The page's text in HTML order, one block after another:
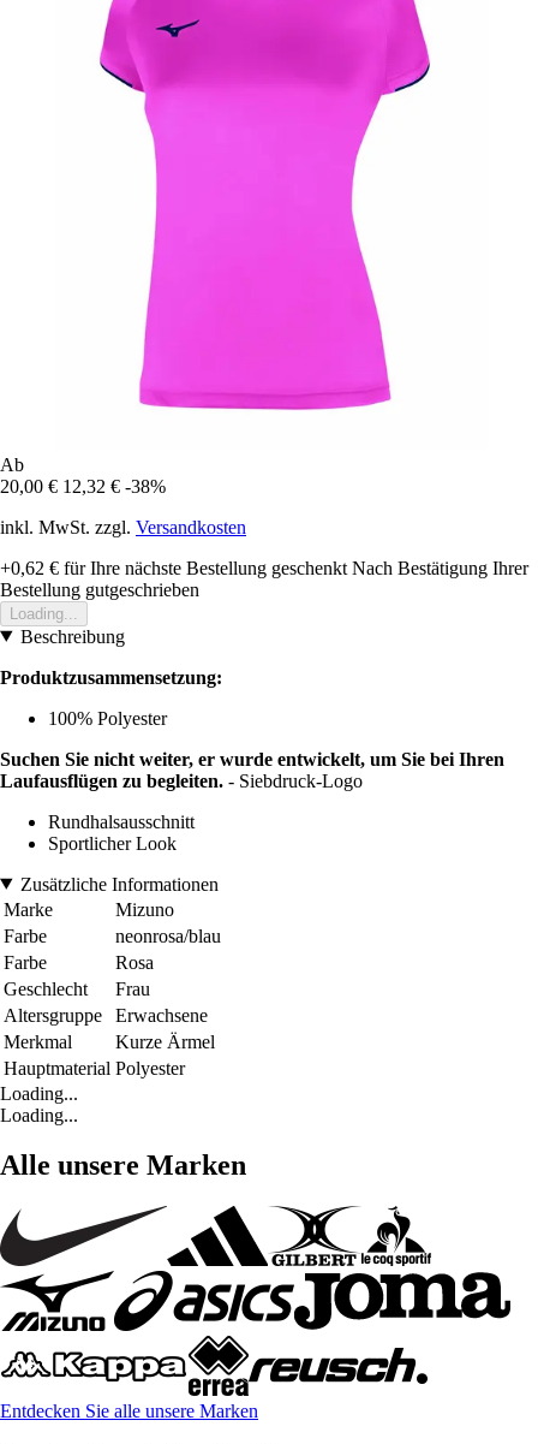
Ab
20,00 € 12,32 € -38%
inkl. MwSt. zzgl. Versandkosten
+0,62 € für Ihre nächste Bestellung geschenkt Nach Bestätigung Ihrer
Bestellung gutgeschrieben
Loading...
Beschreibung
Produktzusammensetzung:
100% Polyester
Suchen Sie nicht weiter, er wurde entwickelt, um Sie bei Ihren
Laufausflügen zu begleiten. - Siebdruck-Logo
Rundhalsausschnitt
Sportlicher Look
Zusätzliche Informationen
Marke
Mizuno
Farbe
neonrosa/blau
Farbe
Rosa
Geschlecht
Frau
Altersgruppe
Erwachsene
Merkmal
Kurze Ärmel
Hauptmaterial Polyester
Loading...
Loading...
Alle unsere Marken
Entdecken Sie alle unsere Marken